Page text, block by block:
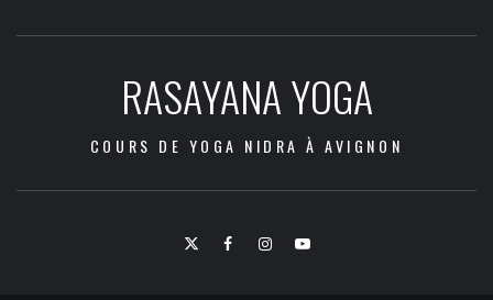
RASAYANA YOGA
COURS DE YOGA NIDRA À AVIGNON
TwitterFacebookInstagramYoutube